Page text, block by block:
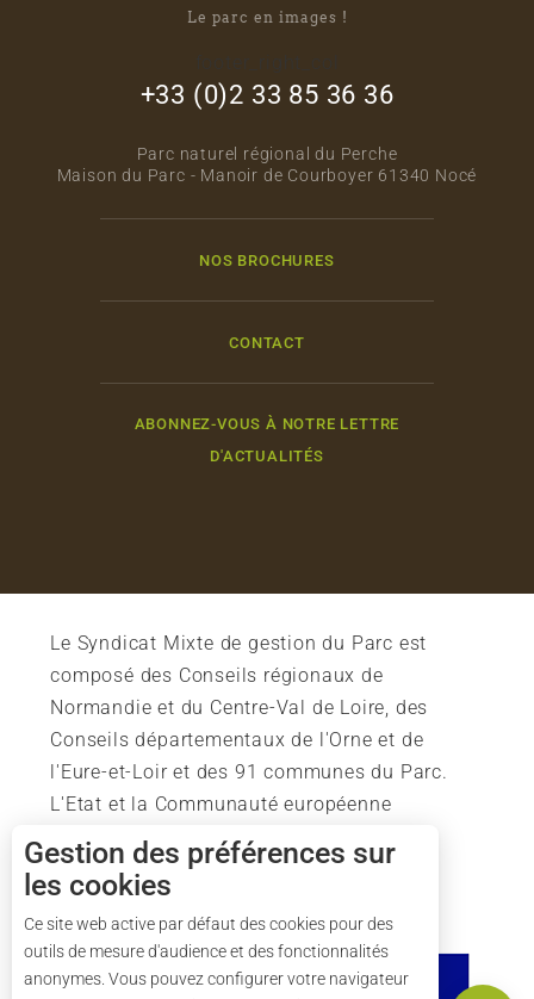
Tarifs
Carte
Le parc en images !
+33 (0)2 33 85 36 36
Parc naturel régional du Perche
Maison du Parc - Manoir de Courboyer 61340 Nocé
NOS BROCHURES
CONTACT
ABONNEZ-VOUS À NOTRE LETTRE
D'ACTUALITÉS
Le Syndicat Mixte de gestion du Parc est
composé des Conseils régionaux de
Normandie et du Centre-Val de Loire, des
Conseils départementaux de l'Orne et de
l'Eure-et-Loir et des 91 communes du Parc.
L'Etat et la Communauté européenne
soutiennent également l'action du Parc.
Gestion des préférences sur
les cookies
Ce site web active par défaut des cookies pour des
outils de mesure d'audience et des fonctionnalités
anonymes. Vous pouvez configurer votre navigateur